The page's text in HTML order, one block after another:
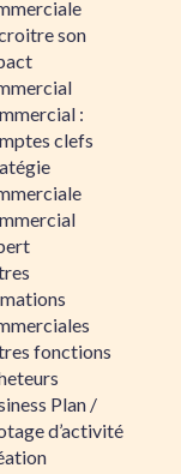
son
:
clefs
fonctions
Plan /
d’activité